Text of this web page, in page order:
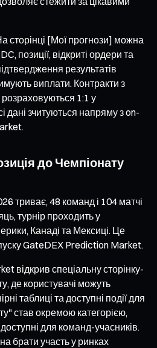
сторінці [Мої прогнози] можна
позиції, відкриті ордери та
результатів
виплати. Контракти з
1:1 у
дані зчитуються напряму з on-
до Чемпіонату
триває, 48 команд і 104 матчі
турнір проходить у
Канаді та Мексиці. Це
GateDEX Prediction Market.
відкрив спеціальну сторінку-
де користувачі можуть
таблиці та доступні події для
став окремою категорією,
для команд-учасників.
брати участь у ринках